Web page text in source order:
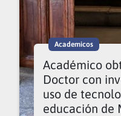
Academicos
Académico
Doctor con
uso de
educación de